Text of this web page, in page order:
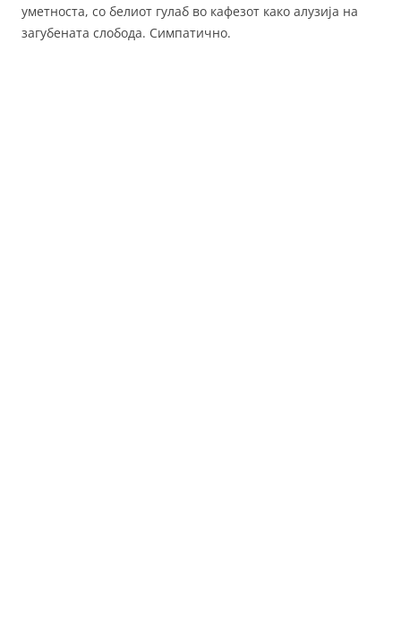
уметноста, со белиот гулаб во кафезот како алузија на
загубената слобода. Симпатично.